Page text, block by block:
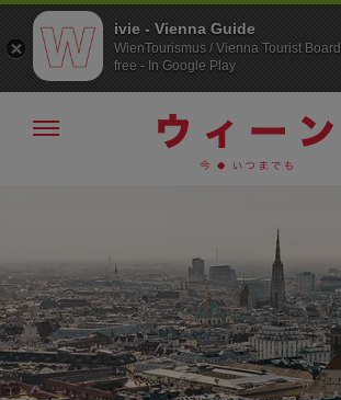
へ
ジ
の
ト
ッ
プ
へ
メ
非
表
示
ivie - Vienna Guide
WienTourismus / Vienna Tourist Board
free - In Google Play